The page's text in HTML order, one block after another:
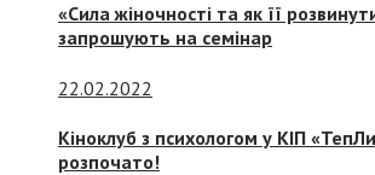
«Сила жіночності та як її
запрошують на семінар
22.02.2022
Кіноклуб з психологом у КІП
розпочато!